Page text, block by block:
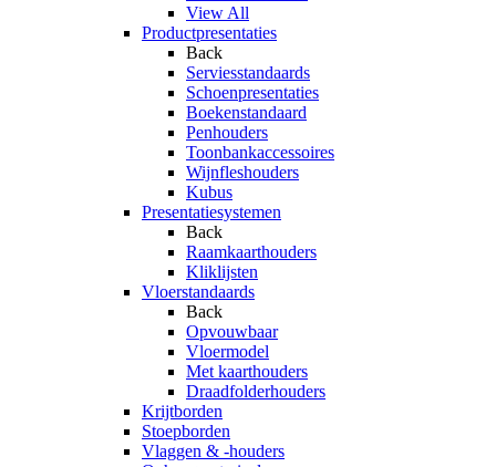
View All
Productpresentaties
Back
Serviesstandaards
Schoenpresentaties
Boekenstandaard
Penhouders
Toonbankaccessoires
Wijnfleshouders
Kubus
Presentatiesystemen
Back
Raamkaarthouders
Kliklijsten
Vloerstandaards
Back
Opvouwbaar
Vloermodel
Met kaarthouders
Draadfolderhouders
Krijtborden
Stoepborden
Vlaggen & -houders